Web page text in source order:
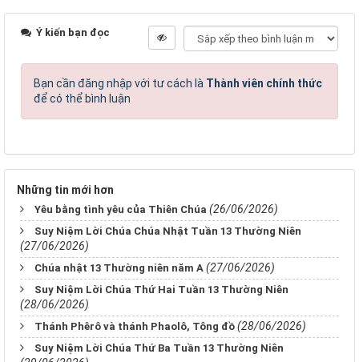
Ý kiến bạn đọc
Bạn cần đăng nhập với tư cách là Thành viên chính thức
để có thể bình luận
Những tin mới hơn
Yêu bằng tình yêu của Thiên Chúa (26/06/2026)
Suy Niệm Lời Chúa Chúa Nhật Tuần 13 Thường Niên
(27/06/2026)
Chúa nhật 13 Thường niên năm A (27/06/2026)
Suy Niệm Lời Chúa Thứ Hai Tuần 13 Thường Niên
(28/06/2026)
Thánh Phêrô và thánh Phaolô, Tông đồ (28/06/2026)
Suy Niệm Lời Chúa Thứ Ba Tuần 13 Thường Niên